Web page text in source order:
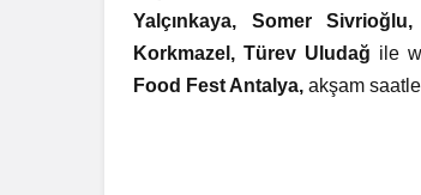
Yalçınkaya, Somer
Korkmazel, Türev Uludağ ile
Food Fest Antalya, akşam